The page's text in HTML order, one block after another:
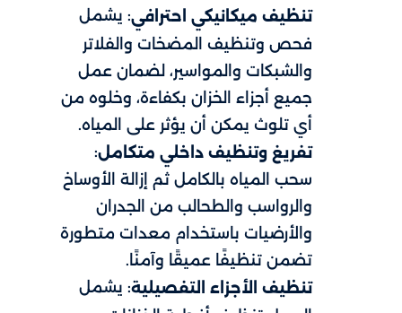
تنظيف ميكانيكي احترافي: يشمل
فحص وتنظيف المضخات والفلاتر
والشبكات والمواسير، لضمان عمل
جميع أجزاء الخزان بكفاءة، وخلوه من
أي تلوث يمكن أن يؤثر على المياه.
تفريغ وتنظيف داخلي متكامل:
سحب المياه بالكامل ثم إزالة الأوساخ
والرواسب والطحالب من الجدران
والأرضيات باستخدام معدات متطورة
تضمن تنظيفًا عميقًا وآمنًا.
تنظيف الأجزاء التفصيلية: يشمل